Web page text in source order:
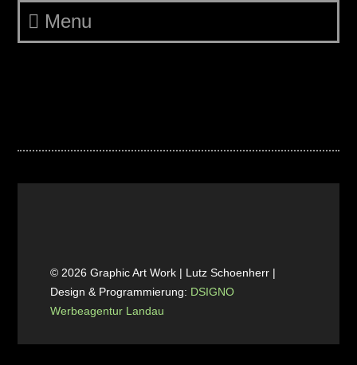
Menu
© 2026 Graphic Art Work | Lutz Schoenherr |
Design & Programmierung: DSIGNO
Werbeagentur Landau